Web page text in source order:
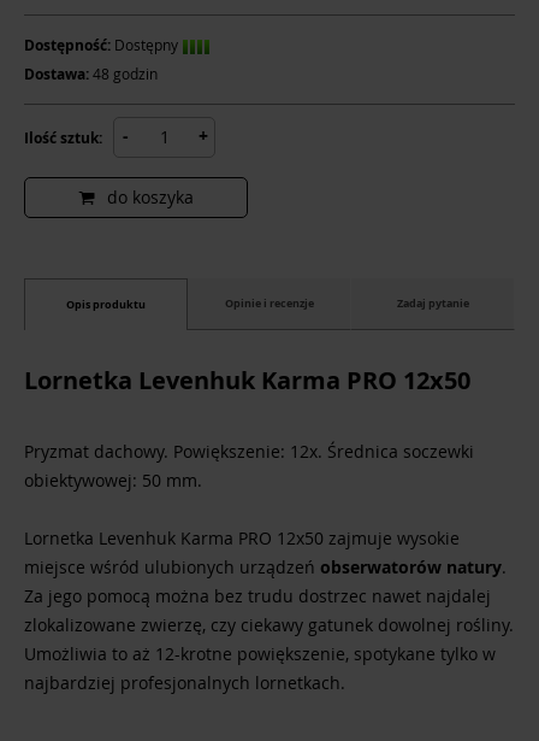
Dostępność: Dostępny
Dostawa:48 godzin
Ilość sztuk: - +
do koszyka
Opis produktu Opinie i recenzje Zadaj pytanie
Lornetka Levenhuk Karma PRO 12x50
Pryzmat dachowy. Powiększenie: 12x. Średnica soczewki
obiektywowej: 50 mm.
Lornetka Levenhuk Karma PRO 12x50 zajmuje wysokie
miejsce wśród ulubionych urządzeń obserwatorów natury.
Za jego pomocą można bez trudu dostrzec nawet najdalej
zlokalizowane zwierzę, czy ciekawy gatunek dowolnej rośliny.
Umożliwia to aż 12-krotne powiększenie, spotykane tylko w
najbardziej profesjonalnych lornetkach.